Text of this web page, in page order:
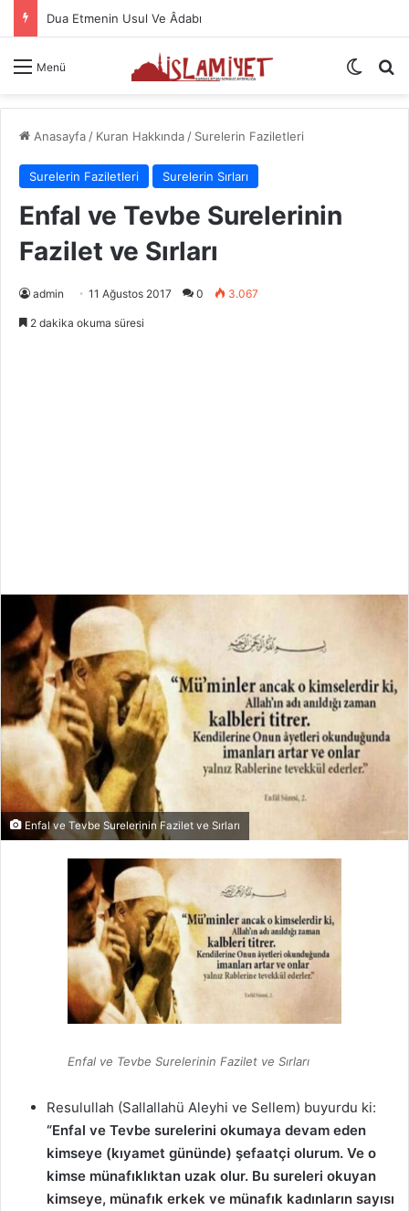
Namazın Önemi Ve Fazileti
Menü Dış
Anasayfa/ Kuran Hakkında/ Surelerin Faziletleri
Surelerin Faziletleri Surelerin Sırları
Enfal ve Tevbe Surelerinin
Fazilet ve Sırları
admin 11 Ağustos 2017 0 3.067
2 dakika okuma süresi
Enfal ve Tevbe Surelerinin Fazilet ve Sırları
Enfal ve Tevbe Surelerinin Fazilet ve Sırları
Resulullah (Sallallahü Aleyhi ve Sellem) buyurdu ki:
“Enfal ve Tevbe surelerini okumaya devam eden
kimseye (kıyamet gününde) şefaatçi olurum. Ve o
kimse münafıklıktan uzak olur. Bu sureleri okuyan
kimseye, münafık erkek ve münafık kadınların sayısı